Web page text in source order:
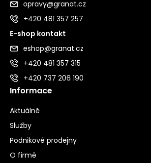
opravy@granat.cz
+420 481 357 257
E-shop kontakt
eshop@granat.cz
+420 481 357 315
+420 737 206 190
Informace
Aktuálně
Služby
Podnikové prodejny
O firmě